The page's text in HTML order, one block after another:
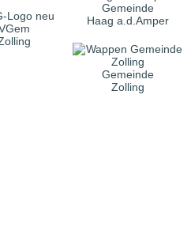
Gemeinde
Haag a.d.Amper
Gemeinde
Zolling